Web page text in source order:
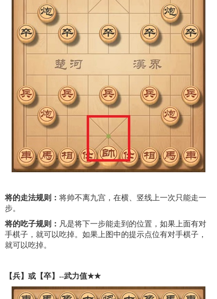
将的走法规则： 将帅不离九宫，在横、竖线上一次只能走一
步。
将的吃子规则： 凡是将下一步能走到的位置，如果上面有对
手棋子，就可以吃掉。如果上图中的提示点位有对手棋子，
就可以吃掉。
【兵】或【卒】--武力值★★